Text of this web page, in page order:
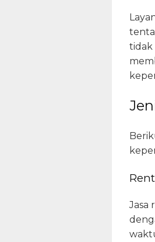
tidak
Jasa